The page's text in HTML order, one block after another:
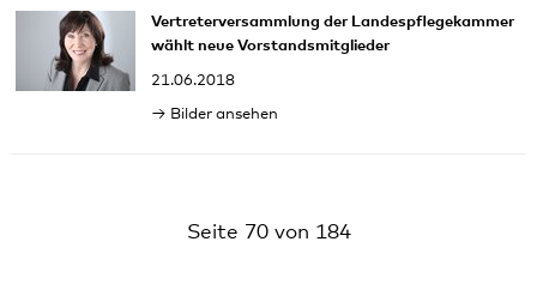
Vertreterversammlung der Landespflegekammer
wählt neue Vorstandsmitglieder
21.06.2018
Bilder ansehen
Seite 70 von 184